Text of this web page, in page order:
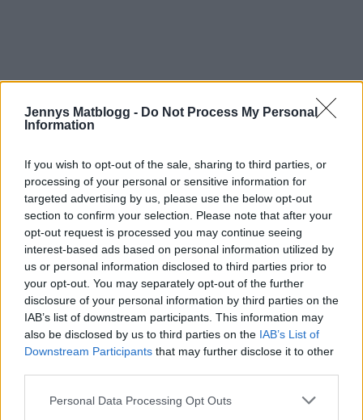
Jennys Matblogg - Do Not Process My Personal
Information
If you wish to opt-out of the sale, sharing to third parties, or
processing of your personal or sensitive information for
targeted advertising by us, please use the below opt-out
section to confirm your selection. Please note that after your
opt-out request is processed you may continue seeing
interest-based ads based on personal information utilized by
us or personal information disclosed to third parties prior to
your opt-out. You may separately opt-out of the further
disclosure of your personal information by third parties on the
IAB’s list of downstream participants. This information may
also be disclosed by us to third parties on the IAB’s List of
Downstream Participants that may further disclose it to other
Personal Data Processing Opt Outs